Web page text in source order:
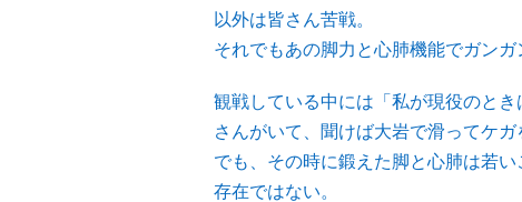
以外は皆さん苦戦。
それでもあの脚力と心肺機能でガンガ
観戦している中には「私が現役のと
さんがいて、聞けば大岩で滑ってケガ
でも、その時に鍛えた脚と心肺は若
存在ではない。